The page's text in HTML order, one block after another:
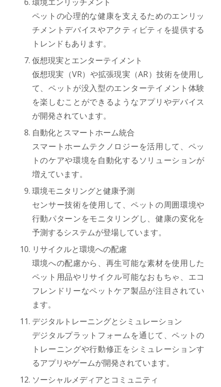
ペットの心理的な健康を支えるためのエンリッ
チメントデバイスやアクティビティを提供する
トレンドもあります。
仮想現実とエンターテイメント
仮想現実（VR）や拡張現実（AR）技術を使用し
て、ペットが没入型のエンターテイメント体験
を楽しむことができるようなアプリやデバイス
が開発されています。
自動化とスマートホーム統合
スマートホームテクノロジーを活用して、ペッ
トのケアや環境を自動化するソリューションが
増えています。
環境モニタリングと健康予測
センサー技術を使用して、ペットの周囲環境や
行動パターンをモニタリングし、健康の変化を
予測するシステムが登場しています。
リサイクルと環境への配慮
環境への配慮から、再生可能な素材を使用した
ペット用品やリサイクル可能なおもちゃ、エコ
フレンドリーなペットケア製品が注目されてい
ます。
デジタルトレーニングとシミュレーション
デジタルプラットフォームを通じて、ペットの
トレーニングや行動修正をシミュレーションす
るアプリやゲームが開発されています。
ソーシャルメディアとコミュニティ